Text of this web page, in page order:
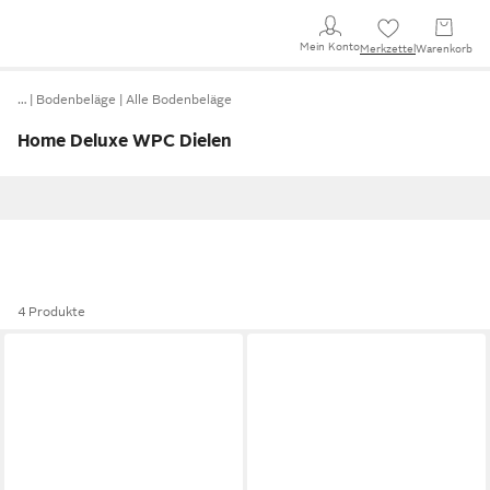
Mein KontoMerkzettel Warenkorb
… Bodenbeläge Alle Bodenbeläge
Home Deluxe WPC Dielen
4 Produkte